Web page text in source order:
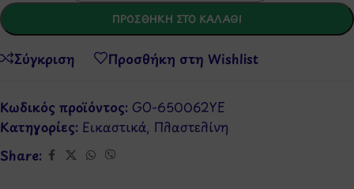
ΠΡΟΣΘΉΚΗ ΣΤΟ ΚΑΛΆΘΙ
Σύγκριση Προσθήκη στη Wishlist
Κωδικός προϊόντος: GO-650062YE
Κατηγορίες: Εικαστικά, Πλαστελίνη
Share: